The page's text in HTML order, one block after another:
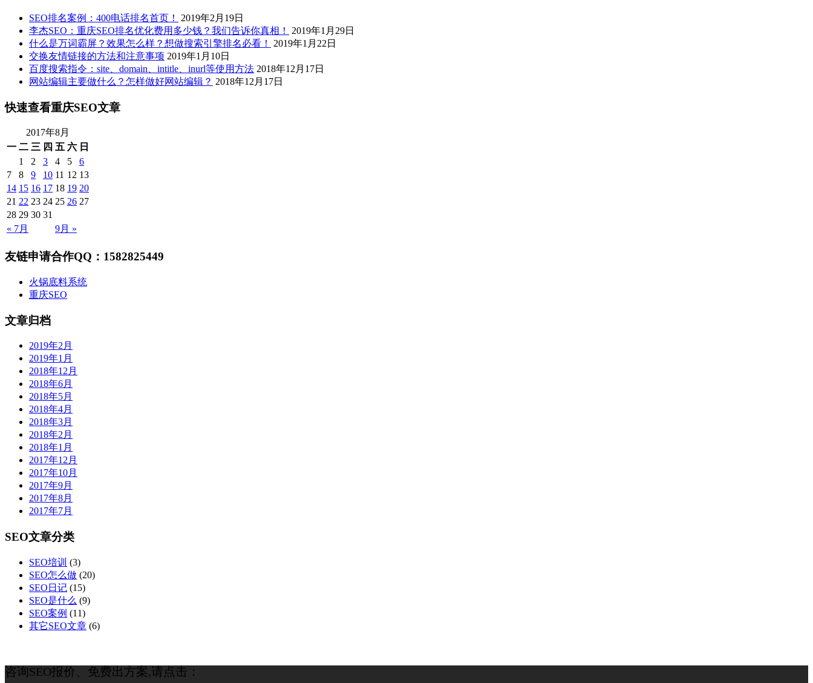
SEO排名案例：400电话排名首页！
2019年2月19日
李杰SEO：重庆SEO排名优化费用多少钱？我们告诉你真相！
2019年1月29日
什么是万词霸屏？效果怎么样？想做搜索引擎排名必看！
2019年1月22日
交换友情链接的方法和注意事项 2019年1月10日
百度搜索指令：site、domain、intitle、inurl等使用方法 2018年12月17日
网站编辑主要做什么？怎样做好网站编辑？ 2018年12月17日
快速查看重庆SEO文章
2017年8月
一 二 三 四 五 六 日
« 7月 9月 »
1 2 3 4 5
6
7
8 9 10 11 12 13
14 15 16 17 18 19 20
21 22 23 24 25 26 27
28 29 30 31
友链申请合作QQ：1582825449
火锅底料系统
重庆SEO
文章归档
2019年2月
2019年1月
2018年12月
2018年6月
2018年5月
2018年4月
2018年3月
2018年2月
2018年1月
2017年12月
2017年10月
2017年9月
2017年8月
2017年7月
SEO文章分类
SEO培训 (3)
SEO怎么做 (20)
SEO日记 (15)
SEO是什么 (9)
SEO案例 (11)
其它SEO文章 (6)
咨询SEO报价、免费出方案,请点击：